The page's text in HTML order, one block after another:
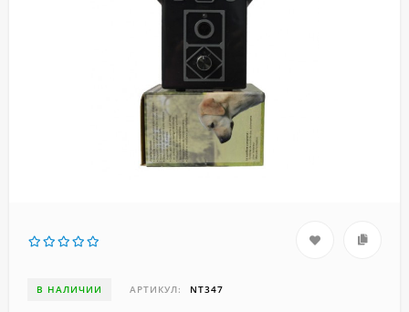
В НАЛИЧИИ АРТИКУЛ: NT347